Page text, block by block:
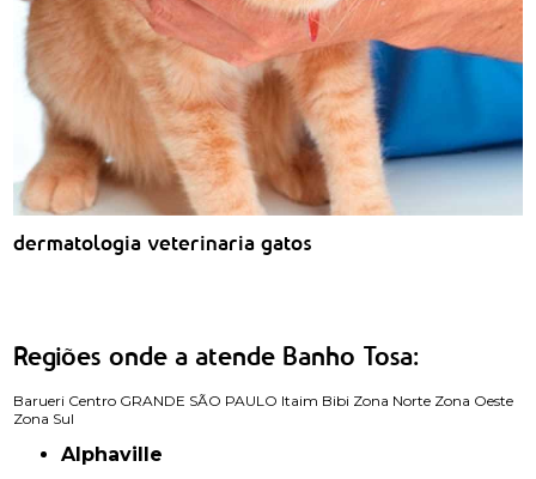
dermatologia veterinaria gatos
Regiões onde a atende Banho Tosa:
Barueri Centro GRANDE SÃO PAULO Itaim Bibi Zona Norte Zona Oeste
Zona Sul
Alphaville